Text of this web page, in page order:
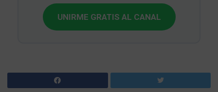
UNIRME GRATIS AL CANAL